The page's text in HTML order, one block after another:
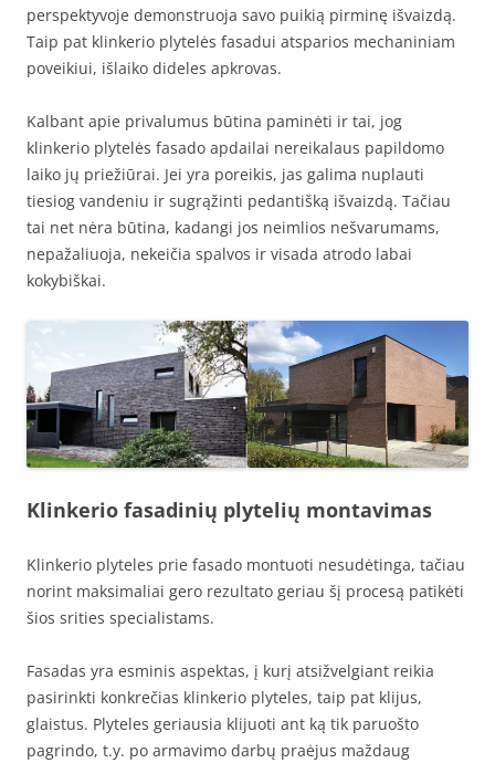
perspektyvoje demonstruoja savo puikią pirminę išvaizdą.
Taip pat klinkerio plytelės fasadui atsparios mechaniniam
poveikiui, išlaiko dideles apkrovas.
Kalbant apie privalumus būtina paminėti ir tai, jog
klinkerio plytelės fasado apdailai nereikalaus papildomo
laiko jų priežiūrai. Jei yra poreikis, jas galima nuplauti
tiesiog vandeniu ir sugrąžinti pedantišką išvaizdą. Tačiau
tai net nėra būtina, kadangi jos neimlios nešvarumams,
nepažaliuoja, nekeičia spalvos ir visada atrodo labai
kokybiškai.
Klinkerio fasadinių plytelių montavimas
Klinkerio plyteles prie fasado montuoti nesudėtinga, tačiau
norint maksimaliai gero rezultato geriau šį procesą patikėti
šios srities specialistams.
Fasadas yra esminis aspektas, į kurį atsižvelgiant reikia
pasirinkti konkrečias klinkerio plyteles, taip pat klijus,
glaistus. Plyteles geriausia klijuoti ant ką tik paruošto
pagrindo, t.y. po armavimo darbų praėjus maždaug